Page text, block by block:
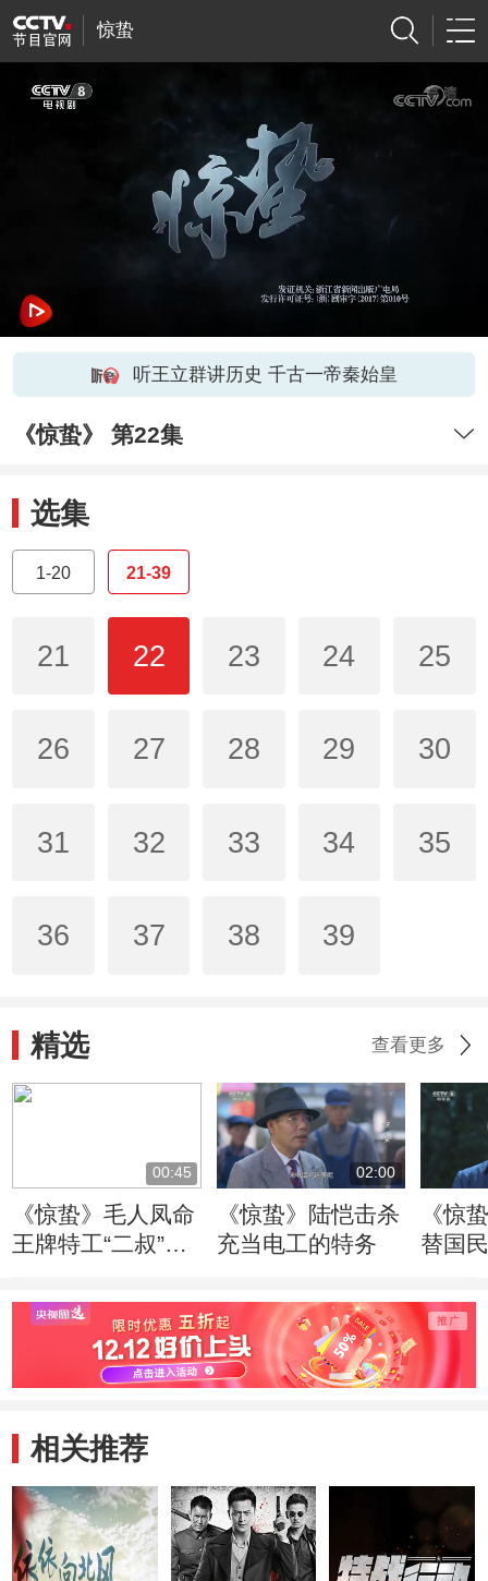
惊蛰
听王立群讲历史 千古一帝秦始皇
《惊蛰》 第22集
选集
1-20 21-39
21 22 23 24 25
26 27 28 29 30
31 32 33 34 35
36 37 38 39
精选 查看更多
00:45
《惊蛰》毛人凤命
王牌特工“二叔”担
02:00
《惊蛰》陆恺击杀
充当电工的特务
《惊
替国
相关推荐